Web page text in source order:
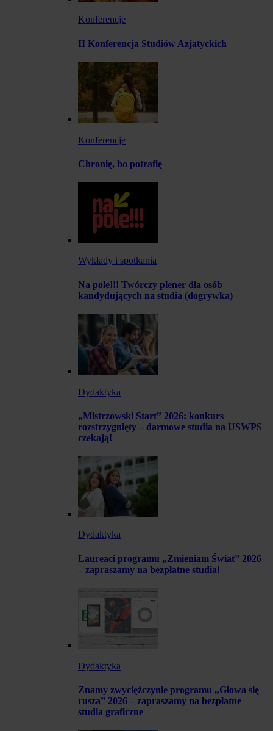
Konferencje
II Konferencja Studiów Azjatyckich
Konferencje
Chronię, bo potrafię
Wykłady i spotkania
Na pole!!! Twórczy plener dla osób
kandydujących na studia (dogrywka)
Dydaktyka
„Mistrzowski Start” 2026: konkurs
rozstrzygnięty – darmowe studia na USWPS
czekają!
Dydaktyka
Laureaci programu „Zmieniam Świat” 2026
– zapraszamy na bezpłatne studia!
Dydaktyka
Znamy zwyciężczynie programu „Głowa się
rusza” 2026 – zapraszamy na bezpłatne
studia graficzne